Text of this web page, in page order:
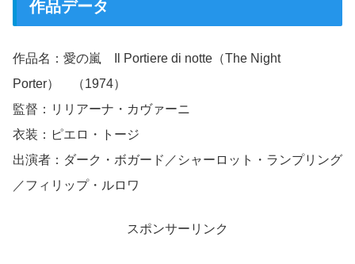
作品データ
作品名：愛の嵐 Il Portiere di notte（The Night
Porter） （1974）
監督：リリアーナ・カヴァーニ
衣装：ピエロ・トージ
出演者：ダーク・ボガード／シャーロット・ランプリング
／フィリップ・ルロワ
スポンサーリンク